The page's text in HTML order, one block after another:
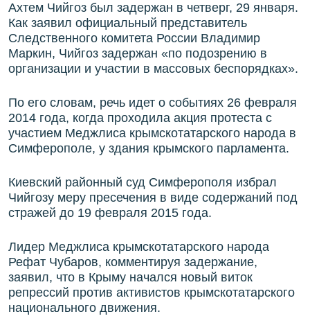
Ахтем Чийгоз был задержан в четверг, 29 января.
Как заявил официальный представитель
Следственного комитета России Владимир
Маркин, Чийгоз задержан «по подозрению в
организации и участии в массовых беспорядках».
По его словам, речь идет о событиях 26 февраля
2014 года, когда проходила акция протеста с
участием Меджлиса крымскотатарского народа в
Симферополе, у здания крымского парламента.
Киевский районный суд Симферополя избрал
Чийгозу меру пресечения в виде содержаний под
стражей до 19 февраля 2015 года.
Лидер Меджлиса крымскотатарского народа
Рефат Чубаров, комментируя задержание,
заявил, что в Крыму начался новый виток
репрессий против активистов крымскотатарского
национального движения.